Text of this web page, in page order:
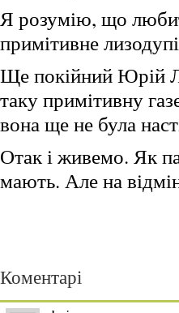
Я розумію, що
примітивне
Ще покійний Юрій
таку примітивну
вона ще не була
Отак і живемо. Як
мають. Але на
Коментарі